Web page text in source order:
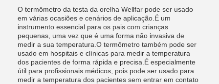
O termômetro da testa da orelha Wellfar pode ser usado
em várias ocasiões e cenários de aplicação.É um
instrumento essencial para os pais com crianças
pequenas, uma vez que é uma forma não invasiva de
medir a sua temperatura.O termômetro também pode ser
usado em hospitais e clínicas para medir a temperatura
dos pacientes de forma rápida e precisa.É especialmente
útil para profissionais médicos, pois pode ser usado para
medir a temperatura dos pacientes sem entrar em contato